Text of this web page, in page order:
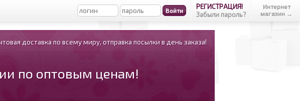
РЕГИСТРАЦИЯ!
Забыли пароль?
Интернет
магазин →
доставка по всему миру, отправка посылки в день заказа!
по оптовым ценам!